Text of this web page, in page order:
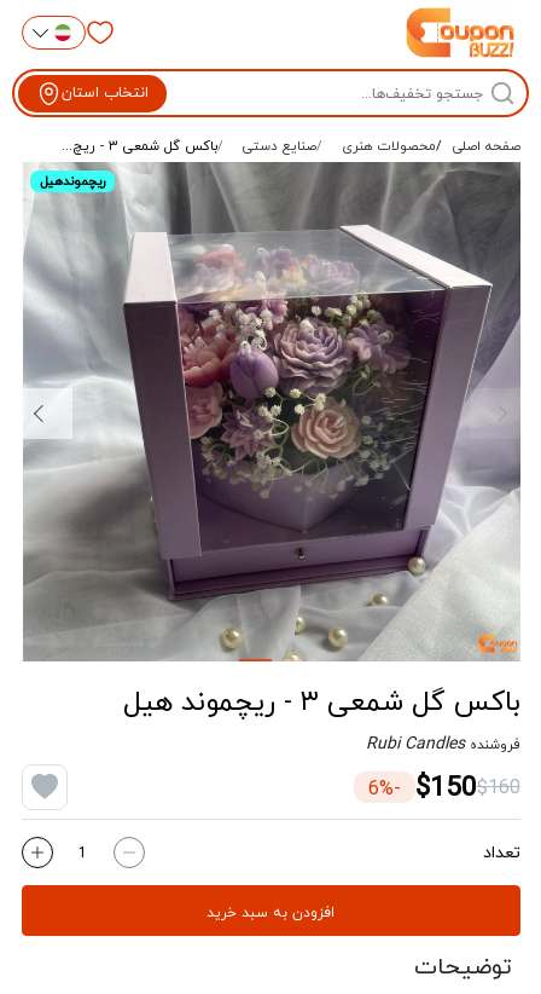
انتخاب استان
صفحه اصلی محصولات هنری صنایع دستی باکس گل شمعی ۳ - ریچ...
ریچموندهیل
باکس گل شمعی ۳ - ریچموند هیل
فروشنده Rubi Candles
$160
$150
-6%
تعداد
افزودن به سبد خرید
توضیحات